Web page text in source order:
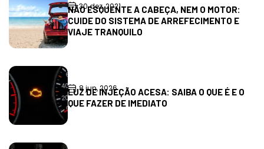
30 dez, 2021
NÃO ESQUENTE A CABEÇA, NEM O MOTOR:
CUIDE DO SISTEMA DE ARREFECIMENTO E
VIAJE TRANQUILO
8 jun, 2026
LUZ DE INJEÇÃO ACESA: SAIBA O QUE É E O
QUE FAZER DE IMEDIATO